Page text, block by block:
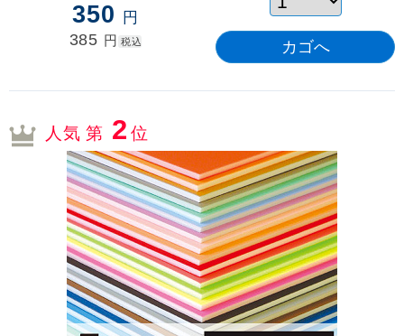
350 円
385 円 税込
人気 第 2位